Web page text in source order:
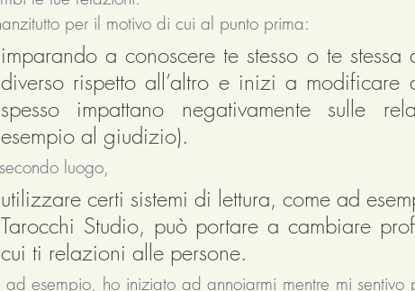
per il motivo di cui al punto prima:
imparando a conoscere te stesso o te stessa
diverso rispetto all’altro e inizi a modificare
spesso impattano negativamente sulle
esempio al giudizio).
luogo,
utilizzare certi sistemi di lettura, come ad
Tarocchi Studio, può portare a cambiare
cui ti relazioni alle persone.
ad esempio, ho iniziato ad annoiarmi mentre mi sentivo